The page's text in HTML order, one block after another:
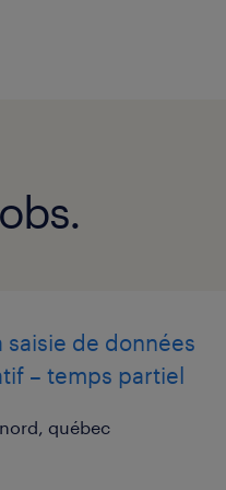
saisie de données
– temps partiel
québec